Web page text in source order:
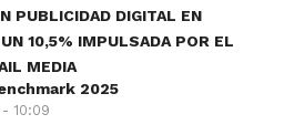
PUBLICIDAD DIGITAL EN
10,5% IMPULSADA POR EL
MEDIA
2025
10:09